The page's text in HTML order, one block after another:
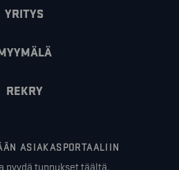
YRITYS
REKRY
ASIAKASPORTAALIIN
pyydä tunnukset täältä.